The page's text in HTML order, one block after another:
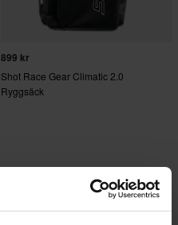
899 kr
Shot Race Gear Climatic 2.0
Ryggsäck